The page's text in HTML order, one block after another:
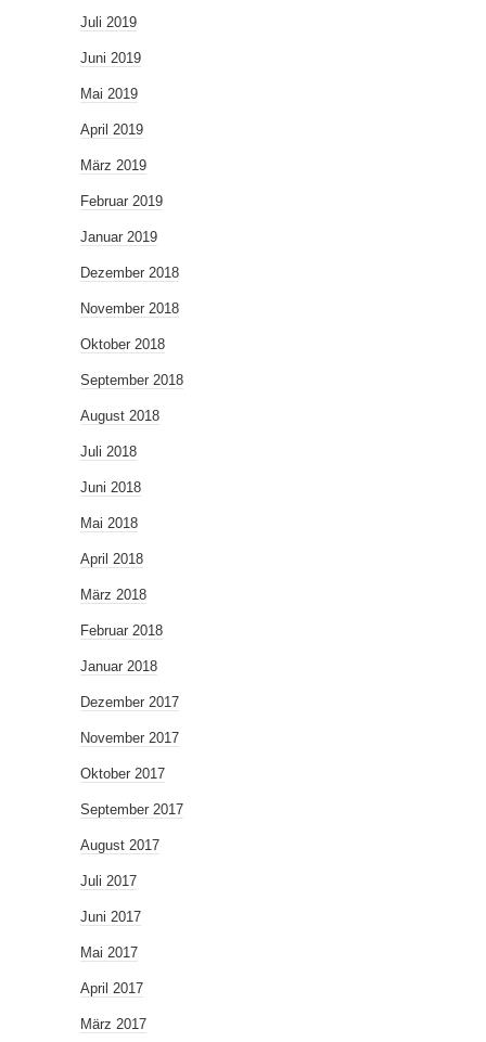
Juli 2019
Juni 2019
Mai 2019
April 2019
März 2019
Februar 2019
Januar 2019
Dezember 2018
November 2018
Oktober 2018
September 2018
August 2018
Juli 2018
Juni 2018
Mai 2018
April 2018
März 2018
Februar 2018
Januar 2018
Dezember 2017
November 2017
Oktober 2017
September 2017
August 2017
Juli 2017
Juni 2017
Mai 2017
April 2017
März 2017